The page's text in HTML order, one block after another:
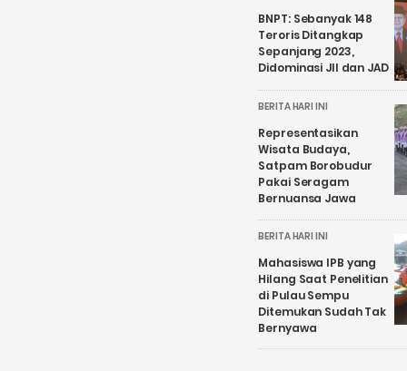
BNPT: Sebanyak 148
Teroris Ditangkap
Sepanjang 2023,
Didominasi JII dan JAD
BERITA HARI INI
Representasikan
Wisata Budaya,
Satpam Borobudur
Pakai Seragam
Bernuansa Jawa
BERITA HARI INI
Mahasiswa IPB yang
Hilang Saat Penelitian
di Pulau Sempu
Ditemukan Sudah Tak
Bernyawa